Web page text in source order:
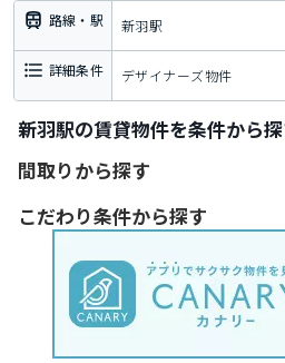
路線・駅 新羽駅
詳細条件 デザイナーズ物件
新羽駅の賃貸物件を条件から
間取りから探す
こだわり条件から探す